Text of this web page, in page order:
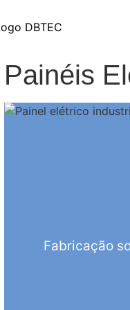
Painéis
Fabricação